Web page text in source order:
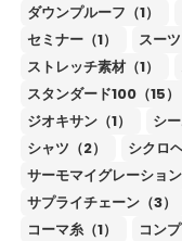
ダウンプルーフ（1）
セミナー（1）
スーツ
ストレッチ素材（1）
スタンダード100（15）
ジオキサン（1）
シ
シャツ（2）
シクロ
サーモマイグレーション
サプライチェーン（3）
コーマ糸（1）
コン